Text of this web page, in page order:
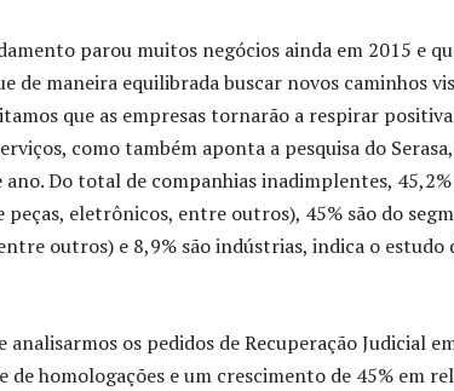
parou muitos negócios ainda em 2015 e
de maneira equilibrada buscar novos caminhos
que as empresas tornarão a respirar
como também aponta a pesquisa do
ano. Do total de companhias inadimplentes,
peças, eletrônicos, entre outros), 45% são do
outros) e 8,9% são indústrias, indica o estudo
os pedidos de Recuperação Judicial
homologações e um crescimento de 45% em